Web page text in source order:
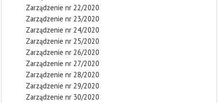
Zarządzenie nr 22/2020
Zarządzenie nr 23/2020
Zarządzenie nr 24/2020
Zarządzenie nr 25/2020
Zarządzenie nr 26/2020
Zarządzenie nr 27/2020
Zarządzenie nr 28/2020
Zarządzenie nr 29/2020
Zarządzenie nr 30/2020